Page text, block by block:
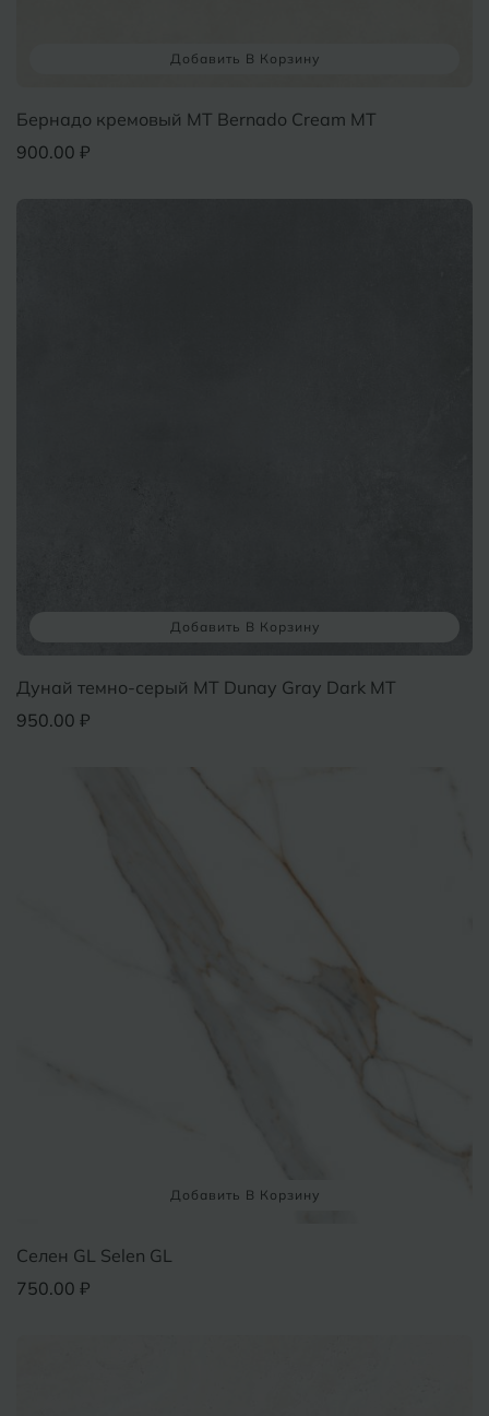
Добавить В Корзину
Бернадо кремовый MT Bernado Cream MT
900.00 ₽
Добавить В Корзину
Дунай темно-серый MT Dunay Gray Dark MT
950.00 ₽
Добавить В Корзину
Селен GL Selen GL
750.00 ₽